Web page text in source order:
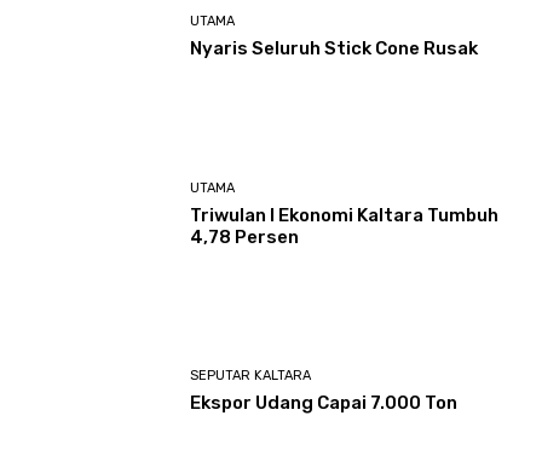
UTAMA
Nyaris Seluruh Stick Cone Rusak
UTAMA
Triwulan I Ekonomi Kaltara Tumbuh
4,78 Persen
SEPUTAR KALTARA
Ekspor Udang Capai 7.000 Ton